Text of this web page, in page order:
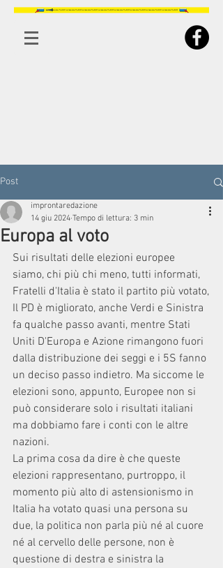
Post
Europa al voto
improntaredazione
14 giu 2024 Tempo di lettura: 3 min
Sui risultati delle elezioni europee
siamo, chi più chi meno, tutti informati,
Fratelli d'Italia è stato il partito più votato,
Il PD è migliorato, anche Verdi e Sinistra
fa qualche passo avanti, mentre Stati
Uniti D'Europa e Azione rimangono fuori
dalla distribuzione dei seggi e i 5S fanno
un deciso passo indietro. Ma siccome le
elezioni sono, appunto, Europee non si
può considerare solo i risultati italiani
ma dobbiamo fare i conti con le altre
nazioni.
La prima cosa da dire è che queste
elezioni rappresentano, purtroppo, il
momento più alto di astensionismo in
Italia ha votato quasi una persona su
due, la politica non parla più né al cuore
né al cervello delle persone, non è
questione di destra e sinistra la